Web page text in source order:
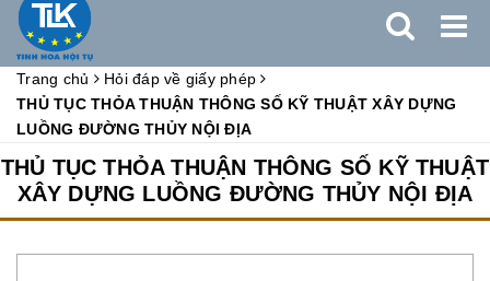
TRANG CHỦ GIỚI THIỆU DỊCH VỤ PHÁP LÝ
DỊCH VỤ KẾ TOÁN - THUẾ XÚC TIẾN THƯƠNG MẠI
Trang chủ
Hỏi đáp về giấy phép
THỦ TỤC THỎA THUẬN THÔNG SỐ KỸ THUẬT XÂY DỰNG
LUỒNG ĐƯỜNG THỦY NỘI ĐỊA
THỦ TỤC THỎA THUẬN THÔNG SỐ KỸ THUẬT
XÂY DỰNG LUỒNG ĐƯỜNG THỦY NỘI ĐỊA